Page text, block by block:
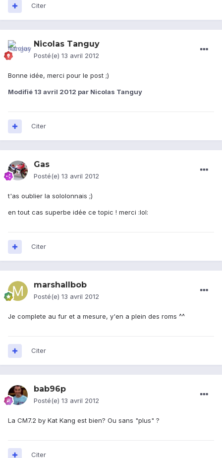
Citer
Nicolas Tanguy
Posté(e) 13 avril 2012
Bonne idée, merci pour le post ;)
Modifié 13 avril 2012 par Nicolas Tanguy
Citer
Gas
Posté(e) 13 avril 2012
t'as oublier la sololonnais ;)
en tout cas superbe idée ce topic ! merci :lol:
Citer
marshallbob
Posté(e) 13 avril 2012
Je complete au fur et a mesure, y'en a plein des roms ^^
Citer
bab96p
Posté(e) 13 avril 2012
La CM7.2 by Kat Kang est bien? Ou sans "plus" ?
Citer